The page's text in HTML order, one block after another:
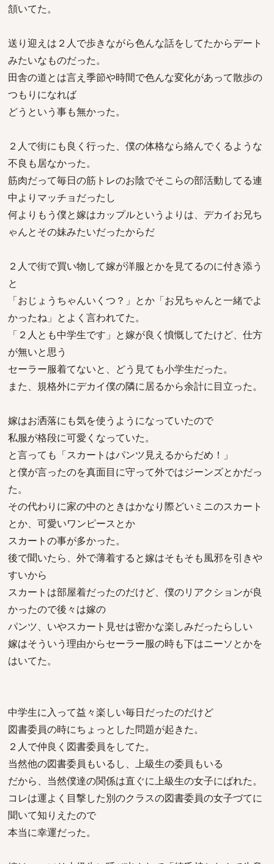
頷いてた。
送り迎えは２人で歩きながら色んな話をしてたからデート
みたいなものだった。
田舎の道とは言え季節や時間で色んな変化があって散歩の
つもりになれば
どうという事も無かった。
２人で街にも良く行った、僕の体格なら絡んでくるような
不良も居なかった。
筋肉だって毎日の筋トレのお陰でそこらの部活動してる連
中よりマッチョだったし
何よりもう僕と嫁はカップルというよりは、デカイお兄ち
ゃんとその妹みたいだったからだ
２人で街で買い物して嫁が洋服とかを見てるのに付き添う
と
「おじょうちゃんいくつ？」とか「お兄ちゃんと一緒でよ
かったね」とよく言われてた。
「２人とも中学生です」と嫁が良く憤慨してたけど、仕方
が無いと思う
セーラー服着てないと、どう見ても小学生だった。
また、規格外にデカイ僕の隣に居るから余計に目立った。
嫁はお洒落にも気を使うようになっていたので
私服が格段に可愛くなっていた。
と言っても「スカートはパンツ見えるからだめ！」
と僕が言ったのを真面目に守って外ではジーンズとかだっ
た。
その代わりに家の中のときはかなり際どいミニのスカート
とか、可愛いワンピースとか
スカートの事が多かった。
後で聞いたら、外で薄着すると嫁はそもそも風邪を引きや
すいから
スカートは部屋着だったのだけど、僕のリアクションが良
かったので後々は嫁の
パンツ、いやスカート見せは密かな楽しみだったらしい
嫁はそういう理由からセーラー服の時も下はニーソとかを
はいてた。
中学生に入って益々楽しい毎日だったのだけど
図書委員の時にちょっとした問題が起きた。
２人で仲良く図書委員をしてた。
当然他の図書委員もいるし、上級生の委員もいる
だから、当然僕達の関係は直ぐに上級生の女子にばれた。
コレは運よく目撃した別のクラスの図書委員の女子づてに
聞いて知りえたので
本当に幸運だった。